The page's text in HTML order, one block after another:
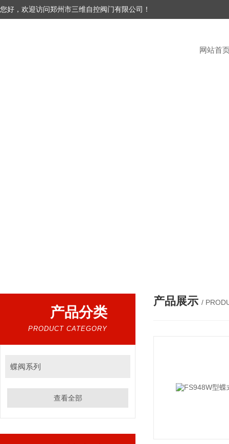
您好，欢迎访问郑州市三维自控阀门有限公司！
网站首
产品分类
PRODUCT CATEGORY
蝶阀系列
查看全部
产品展示 /